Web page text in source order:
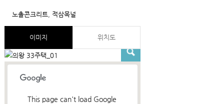
노출콘크리트, 적삼목널
이미지 위치도
This page can't load Google